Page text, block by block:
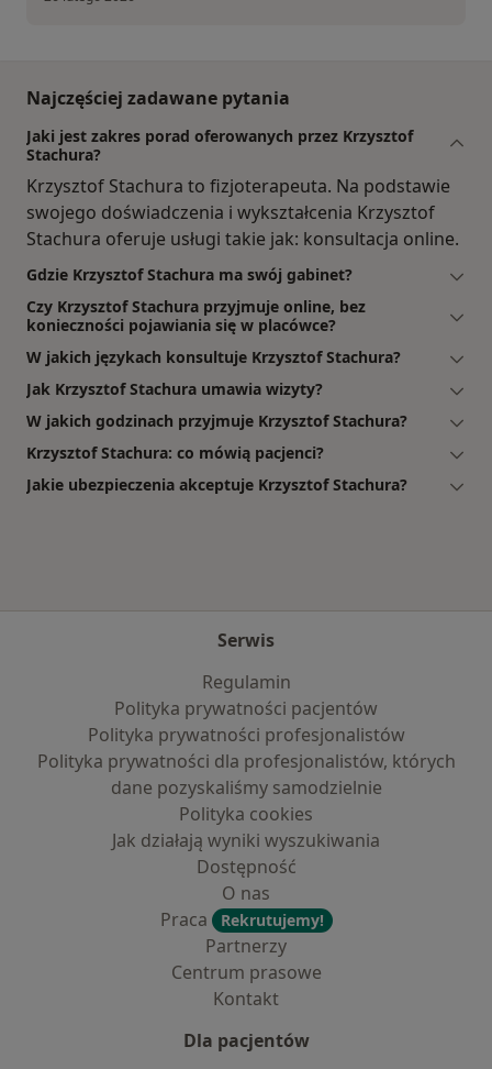
Najczęściej zadawane pytania
Jaki jest zakres porad oferowanych przez Krzysztof
Stachura?
Krzysztof Stachura to fizjoterapeuta. Na podstawie
swojego doświadczenia i wykształcenia Krzysztof
Stachura oferuje usługi takie jak: konsultacja online.
Gdzie Krzysztof Stachura ma swój gabinet?
Czy Krzysztof Stachura przyjmuje online, bez
konieczności pojawiania się w placówce?
W jakich językach konsultuje Krzysztof Stachura?
Jak Krzysztof Stachura umawia wizyty?
W jakich godzinach przyjmuje Krzysztof Stachura?
Krzysztof Stachura: co mówią pacjenci?
Jakie ubezpieczenia akceptuje Krzysztof Stachura?
Serwis
Regulamin
Polityka prywatności pacjentów
Polityka prywatności profesjonalistów
Polityka prywatności dla profesjonalistów, których
dane pozyskaliśmy samodzielnie
Polityka cookies
Jak działają wyniki wyszukiwania
Dostępność
O nas
Praca
Rekrutujemy!
Partnerzy
Centrum prasowe
Kontakt
Dla pacjentów